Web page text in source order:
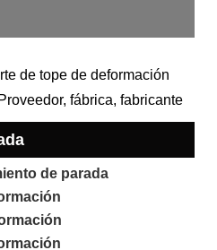
de tope de deformación
fábrica, fabricante
de parada